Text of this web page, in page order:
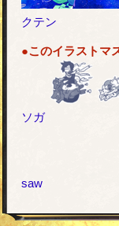
クテン
●このイラストマ
ソガ
saw